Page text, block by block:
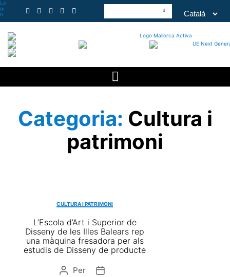
Lo
gi
n
Categoria: Cultura i
patrimoni
CULTURA I PATRIMONI
L’Escola d’Art i Superior de
Disseny de les Illes Balears rep
una màquina fresadora per als
estudis de Disseny de producte
Per